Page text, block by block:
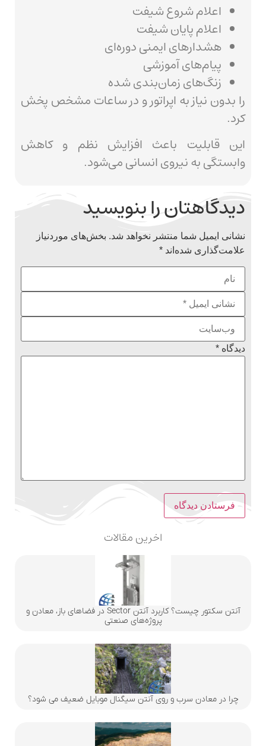
اعلام شروع شیفت
اعلام پایان شیفت
هشدارهای ایمنی دوره‌ای
پیام‌های آموزشی
زنگ‌های زمان‌بندی شده
را بدون نیاز به اپراتور و در ساعات مشخص پخش
کرد.
این قابلیت باعث افزایش نظم و کاهش
وابستگی به نیروی انسانی می‌شود.
دیدگاهتان را بنویسید
نشانی ایمیل شما منتشر نخواهد شد. بخش‌های موردنیاز
علامت‌گذاری شده‌اند *
دیدگاه *
اخرین مقالات
آنتن سکتور چیست؟ کاربرد آنتن Sector در فضاهای باز، معادن و
پروژه‌های صنعتی
چرا در معادن سرب و روی آنتن سیگنال موبایل ضعیف می شود؟